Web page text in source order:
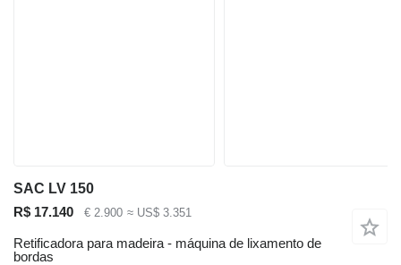
SAC LV 150
R$ 17.140
€ 2.900 ≈ US$ 3.351
Retificadora para madeira - máquina de lixamento de
bordas